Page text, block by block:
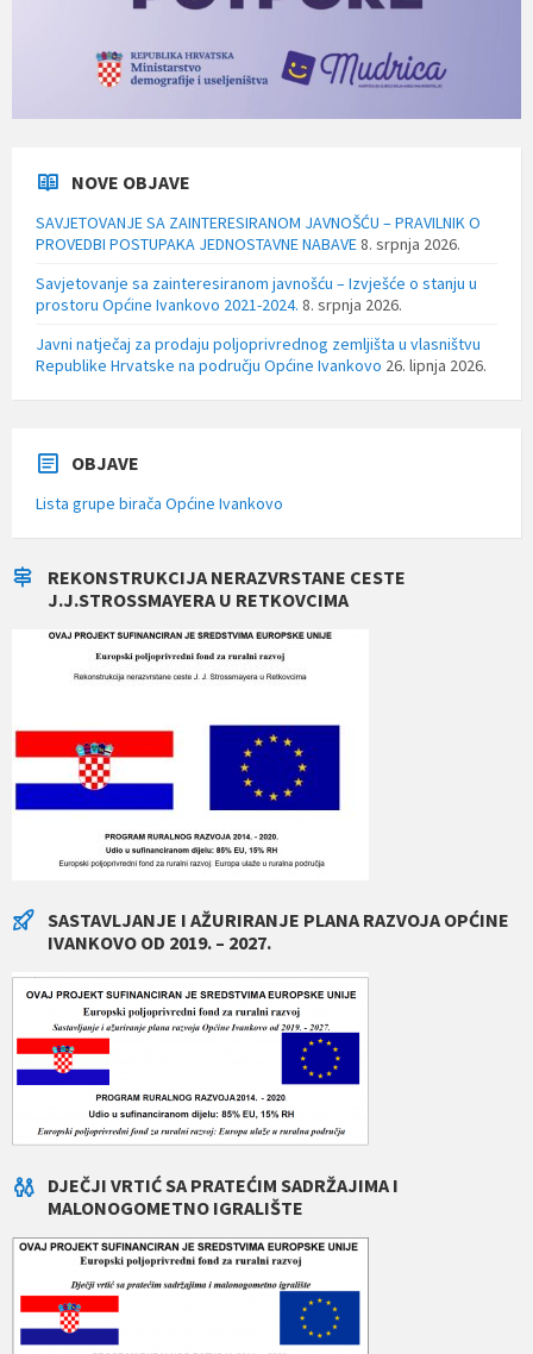
NOVE OBJAVE
SAVJETOVANJE SA ZAINTERESIRANOM JAVNOŠĆU – PRAVILNIK O
PROVEDBI POSTUPAKA JEDNOSTAVNE NABAVE8. srpnja 2026.
Savjetovanje sa zainteresiranom javnošću – Izvješće o stanju u
prostoru Općine Ivankovo 2021-2024. 8. srpnja 2026.
Javni natječaj za prodaju poljoprivrednog zemljišta u vlasništvu
Republike Hrvatske na području Općine Ivankovo 26. lipnja 2026.
OBJAVE
Lista grupe birača Općine Ivankovo
REKONSTRUKCIJA NERAZVRSTANE CESTE
J.J.STROSSMAYERA U RETKOVCIMA
SASTAVLJANJE I AŽURIRANJE PLANA RAZVOJA OPĆINE
IVANKOVO OD 2019. – 2027.
DJEČJI VRTIĆ SA PRATEĆIM SADRŽAJIMA I
MALONOGOMETNO IGRALIŠTE